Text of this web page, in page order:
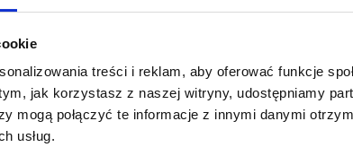
treści i reklam, aby oferować funkcje
jak korzystasz z naszej witryny, udostępniamy
mogą połączyć te informacje z innymi danymi
usług.
siedem nowych lokali, przekraczając tegoroczny
znalazły się m.in.: restauracja The
nowe Pijalnie Wódki i Piwa oraz Barrio Latino.
na poziomie co najmniej sześciu nowych
pełny plan otwarć na 2025 rok. Nowe
na potrzeby szerokiego grona naszych gości.